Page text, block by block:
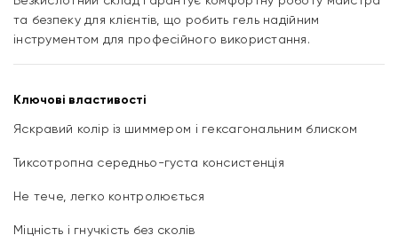
та безпеку для клієнтів, що робить гель надійним
інструментом для професійного використання.
Ключові властивості
Яскравий колір із шиммером і гексагональним блиском
Тиксотропна середньо-густа консистенція
Не тече, легко контролюється
Міцність і гнучкість без сколів